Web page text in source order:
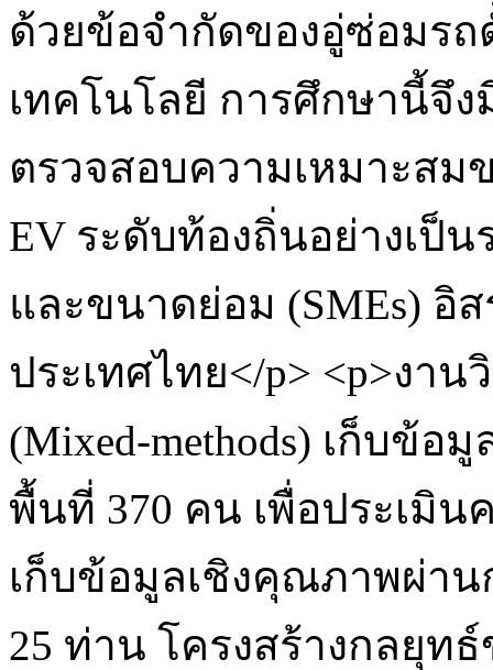
ด้วยข้อจำกัดของอู่ซ่อมรถ
เทคโนโลยี การศึกษานี้จึ
ตรวจสอบความเหมาะสม
EV ระดับท้องถิ่นอย่างเป็
และขนาดย่อม (SMEs)
ประเทศไทย</p> <p>งา
(Mixed-methods) เก็บข้อ
พื้นที่ 370 คน เพื่อประเมิ
เก็บข้อมูลเชิงคุณภาพผ่า
25 ท่าน โครงสร้างกลยุท